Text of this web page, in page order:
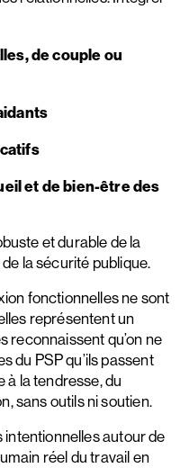
de couple ou
et de bien-être des
et durable de la
la sécurité publique.
fonctionnelles ne sont
représentent un
reconnaissent qu’on ne
du PSP qu’ils passent
à la tendresse, du
sans outils ni soutien.
autour de
réel du travail en